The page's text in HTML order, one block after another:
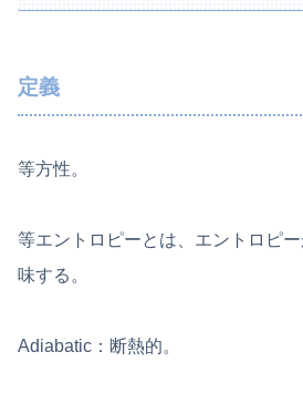
定義
等方性。
等エントロピーとは、エントロピ
味する。
Adiabatic：断熱的。